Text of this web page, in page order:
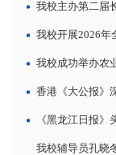
我校主办第二届
我校开展2026年
我校成功举办农
香港《大公报》
《黑龙江日报
我校辅导员孔晓